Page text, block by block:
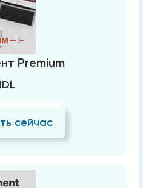
Premium
сейчас